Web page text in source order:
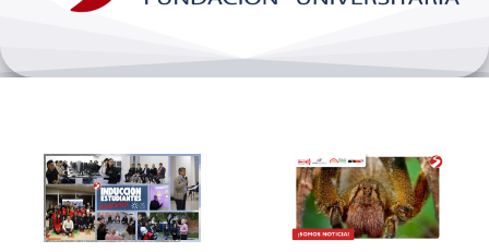
Investigación
Extension y desarrollo